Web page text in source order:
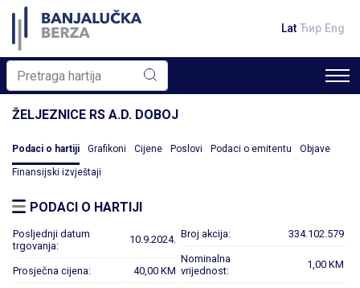
Lat Ћир Eng
ŽELJEZNICE RS A.D. DOBOJ
Podaci o hartiji Grafikoni Cijene Poslovi Podaci o emitentu Objave
Finansijski izvještaji
PODACI O HARTIJI
Posljednji datum
trgovanja:
10.9.2024.
Prosječna cijena: 40,00 KM
Broj akcija: 334.102.579
Nominalna
vrijednost:
1,00 KM